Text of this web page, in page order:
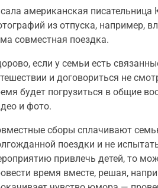
американская писательница
из отпуска, например,
совместная поездка.
если у семьи есть
и договориться не
будет погрузиться в общие
и фото.
сборы сплачивают
поездки и не
привлечь детей, то
время вместе, решая,